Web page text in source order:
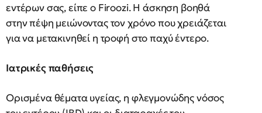
εντέρων σας, είπε ο Firoozi. Η άσκηση βοηθά
στην πέψη μειώνοντας τον χρόνο που χρειάζεται
για να μετακινηθεί η τροφή στο παχύ έντερο.
Ιατρικές παθήσεις
Ορισμένα θέματα υγείας, η φλεγμονώδης νόσος